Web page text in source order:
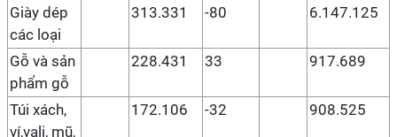
Giày dép
các loại
313.331 -80 6.147.125
Gỗ và sản
phẩm gỗ
228.431 33 917.689
Túi xách,
ví,vali, mũ,
172.106 -32 908.525